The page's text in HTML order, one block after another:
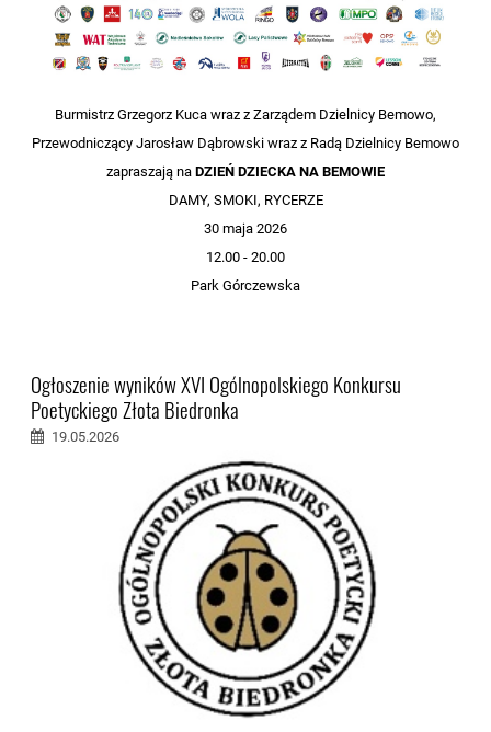
Burmistrz Grzegorz Kuca wraz z Zarządem Dzielnicy Bemowo,
Przewodniczący Jarosław Dąbrowski wraz z Radą Dzielnicy Bemowo
zapraszają na DZIEŃ DZIECKA NA BEMOWIE
DAMY, SMOKI, RYCERZE
30 maja 2026
12.00 - 20.00
Park Górczewska
Ogłoszenie wyników XVI Ogólnopolskiego Konkursu
Poetyckiego Złota Biedronka
19.05.2026